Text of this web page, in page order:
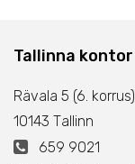
Tallinna kontor
Rävala 5 (6. korrus)
10143 Тallinn
659 9021